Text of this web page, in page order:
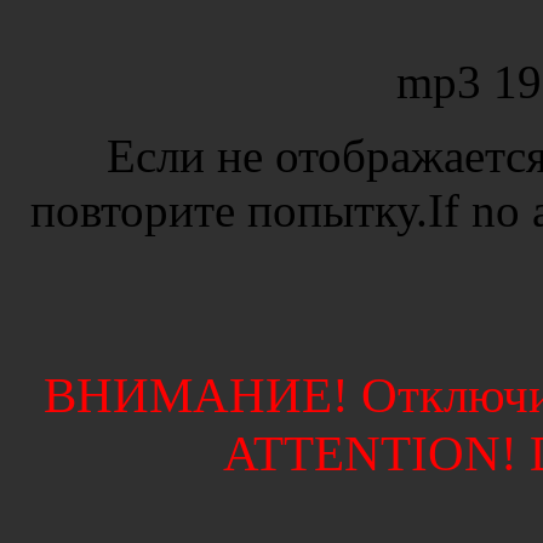
mp3
Если не
повторите попытку.If
ВНИМАНИЕ!
ATTENTION!